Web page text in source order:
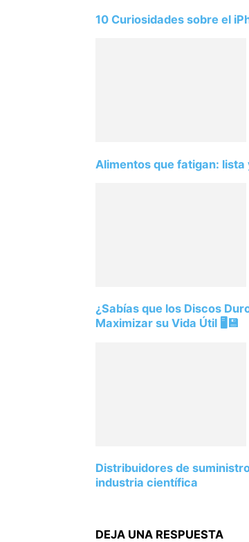
10 Curiosidades sobre el
Alimentos que fatigan:
¿Sabías que los Discos
Maximizar su Vida Útil 🖥️💾
Distribuidores de
industria científica
DEJA UNA RESPUESTA